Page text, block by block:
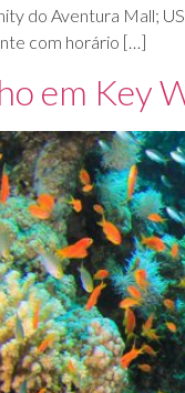
do Aventura Mall;
com horário […]
em Key